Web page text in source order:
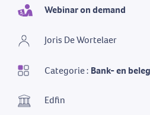
Webinar on demand
Joris De Wortelaer
Categorie : Bank- en
Edfin